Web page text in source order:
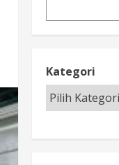
Kategori